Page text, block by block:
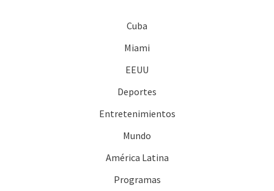
Cuba
Miami
EEUU
Deportes
Entretenimientos
Mundo
América Latina
Programas